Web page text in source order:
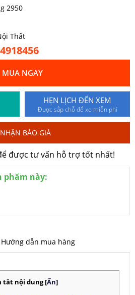
2950
Thất
MUA NGAY
HẸN LỊCH ĐẾN XEM
Được sắp chỗ để xe miễn phí
NHẬN BÁO GIÁ
được tư vấn hỗ trợ tốt nhất!
phẩm này:
Hướng dẫn mua hàng
tắt nội dung[Ẩn]